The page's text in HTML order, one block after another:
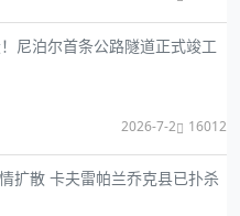
尼泊尔首条公路隧道正式竣工
2026-7-2 16012
扩散 卡夫雷帕兰乔克县已扑杀